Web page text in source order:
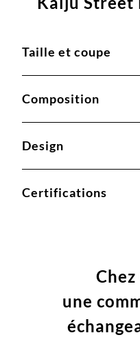
Taille et coupe
Composition
Design
Certifications
une